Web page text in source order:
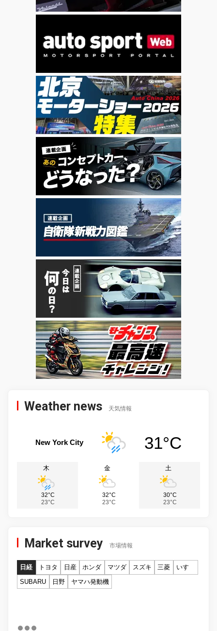
Weather news 天気情報
New York City 31°C
木
32°C
23°C
金
32°C
23°C
土
30°C
23°C
Market survey 市場情報
日経 トヨタ 日産 ホンダ マツダ スズキ 三菱
いすゞ
SUBARU
日野 ヤマハ発動機